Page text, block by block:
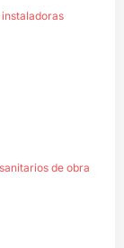
de obra